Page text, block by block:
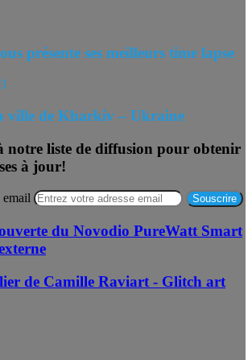
présente ses meilleurs time lapse
ville de Kharkiv – Ukraine
notre liste de diffusion pour obtenir
à jour!
email
du Novodio PureWatt Smart
de Camille Raviart - Glitch art